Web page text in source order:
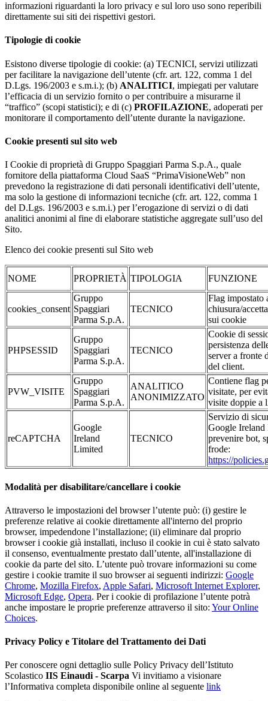
informazioni riguardanti la loro privacy e sul loro uso sono reperibili
direttamente sui siti dei rispettivi gestori.
Tipologie di cookie
Esistono diverse tipologie di cookie: (a) TECNICI, servizi utilizzati
per facilitare la navigazione dell’utente (cfr. art. 122, comma 1 del
D.Lgs. 196/2003 e s.m.i.); (b) ANALITICI, impiegati per valutare
l’efficacia di un servizio fornito o per contribuire a misurarne il
“traffico” (scopi statistici); e di (c) PROFILAZIONE, adoperati per
monitorare il comportamento dell’utente durante la navigazione.
Cookie presenti sul sito web
I Cookie di proprietà di Gruppo Spaggiari Parma S.p.A., quale
fornitore della piattaforma Cloud SaaS “PrimaVisioneWeb” non
prevedono la registrazione di dati personali identificativi dell’utente,
ma solo la gestione di informazioni tecniche (cfr. art. 122, comma 1
del D.Lgs. 196/2003 e s.m.i.) per l’erogazione di servizi o di dati
analitici anonimi al fine di elaborare statistiche aggregate sull’uso del
Sito.
Elenco dei cookie presenti sul Sito web
NOME PROPRIETÀ TIPOLOGIA FUNZIONE
cookies_consent
Gruppo
Spaggiari
Parma S.p.A.
TECNICO
Flag impostato
chiusura/
sui cookie
PHPSESSID
Gruppo
Spaggiari
Parma S.p.A.
TECNICO
Cookie di
persistenza
server a fronte
del client.
PVW_VISITE
Gruppo
Spaggiari
Parma S.p.A.
ANALITICO
ANONIMIZZATO
Contiene flag
visitate, per
visite doppie a
reCAPTCHA
Google
Ireland
Limited
TECNICO
Servizio di
Google
prevenire bot,
frode:
https://
Modalità per disabilitare/cancellare i cookie
Attraverso le impostazioni del browser l’utente può: (i) gestire le
preferenze relative ai cookie direttamente all'interno del proprio
browser, impedendone l’installazione; (ii) eliminare dal proprio
browser i cookie già installati, incluso il cookie in cui è stato salvato
il consenso, eventualmente prestato dall’utente, all'installazione di
cookie da parte del sito. L’utente può trovare informazioni su come
gestire i cookie tramite il suo browser ai seguenti indirizzi: Google
Chrome, Mozilla Firefox, Apple Safari, Microsoft Internet Explorer,
Microsoft Edge, Opera. Per i cookie di profilazione l’utente potrà
anche impostare le proprie preferenze attraverso il sito: Your Online
Choices.
Privacy Policy e Titolare del Trattamento dei Dati
Per conoscere ogni dettaglio sulle Policy Privacy dell’Istituto
Scolastico IIS Einaudi - Scarpa Vi invitiamo a visionare
l’Informativa completa disponibile online al seguente link